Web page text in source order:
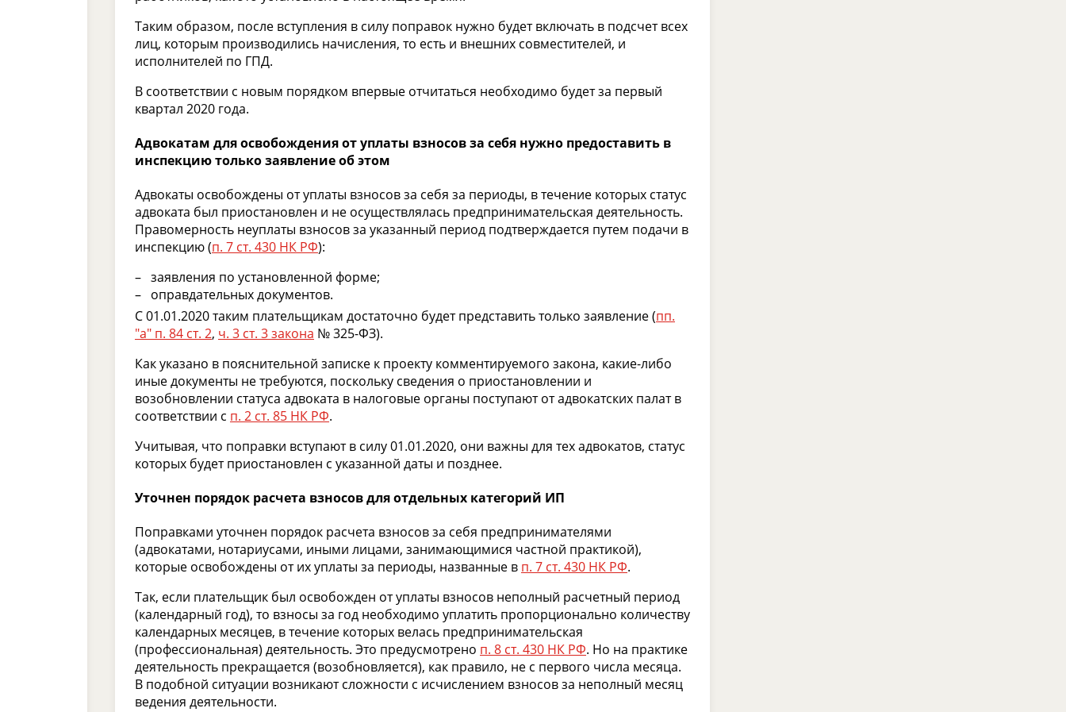
Таким образом, после вступления в силу поправок нужно будет включать в подсчет всех
лиц, которым производились начисления, то есть и внешних совместителей, и
исполнителей по ГПД.
В соответствии с новым порядком впервые отчитаться необходимо будет за первый
квартал 2020 года.
Адвокатам для освобождения от уплаты взносов за себя нужно предоставить в
инспекцию только заявление об этом
Адвокаты освобождены от уплаты взносов за себя за периоды, в течение которых статус
адвоката был приостановлен и не осуществлялась предпринимательская деятельность.
Правомерность неуплаты взносов за указанный период подтверждается путем подачи в
инспекцию (п. 7 ст. 430 НК РФ):
заявления по установленной форме;
оправдательных документов.
С 01.01.2020 таким плательщикам достаточно будет представить только заявление (пп.
"а" п. 84 ст. 2, ч. 3 ст. 3 закона № 325-ФЗ).
Как указано в пояснительной записке к проекту комментируемого закона, какие-либо
иные документы не требуются, поскольку сведения о приостановлении и
возобновлении статуса адвоката в налоговые органы поступают от адвокатских палат в
соответствии с п. 2 ст. 85 НК РФ.
Учитывая, что поправки вступают в силу 01.01.2020, они важны для тех адвокатов, статус
которых будет приостановлен с указанной даты и позднее.
Уточнен порядок расчета взносов для отдельных категорий ИП
Поправками уточнен порядок расчета взносов за себя предпринимателями
(адвокатами, нотариусами, иными лицами, занимающимися частной практикой),
которые освобождены от их уплаты за периоды, названные в п. 7 ст. 430 НК РФ.
Так, если плательщик был освобожден от уплаты взносов неполный расчетный период
(календарный год), то взносы за год необходимо уплатить пропорционально количеству
календарных месяцев, в течение которых велась предпринимательская
(профессиональная) деятельность. Это предусмотрено п. 8 ст. 430 НК РФ. Но на практике
деятельность прекращается (возобновляется), как правило, не с первого числа месяца.
В подобной ситуации возникают сложности с исчислением взносов за неполный месяц
ведения деятельности.